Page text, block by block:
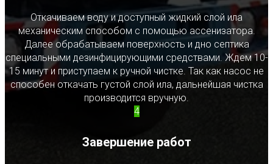
Откачиваем воду и доступный жидкий слой ила
механическим способом с помощью ассенизатора.
Далее обрабатываем поверхность и дно септика
специальными дезинфицирующими средствами. Ждем 10-
15 минут и приступаем к ручной чистке. Так как насос не
способен откачать густой слой ила, дальнейшая чистка
производится вручную.
4
Завершение работ